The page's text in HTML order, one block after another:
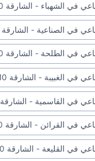
- الشارقة 0582482610
- الشارقة 0582482610
الطلحة - الشارقة 0582482610
- الشارقة 0582482610
القاسمية - الشارقة 0582482610
- الشارقة 0582482610
- الشارقة 0582482610